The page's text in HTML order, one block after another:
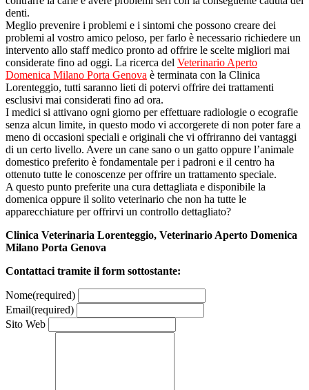
denti.
Meglio prevenire i problemi e i sintomi che possono creare dei
problemi al vostro amico peloso, per farlo è necessario richiedere un
intervento allo staff medico pronto ad offrire le scelte migliori mai
considerate fino ad oggi. La ricerca del Veterinario Aperto
Domenica Milano Porta Genova è terminata con la Clinica
Lorenteggio, tutti saranno lieti di potervi offrire dei trattamenti
esclusivi mai considerati fino ad ora.
I medici si attivano ogni giorno per effettuare radiologie o ecografie
senza alcun limite, in questo modo vi accorgerete di non poter fare a
meno di occasioni speciali e originali che vi offriranno dei vantaggi
di un certo livello. Avere un cane sano o un gatto oppure l’animale
domestico preferito è fondamentale per i padroni e il centro ha
ottenuto tutte le conoscenze per offrire un trattamento speciale.
A questo punto preferite una cura dettagliata e disponibile la
domenica oppure il solito veterinario che non ha tutte le
apparecchiature per offrirvi un controllo dettagliato?
Clinica Veterinaria Lorenteggio, Veterinario Aperto Domenica
Milano Porta Genova
Contattaci tramite il form sottostante:
Nome(required)
Email(required)
Sito Web